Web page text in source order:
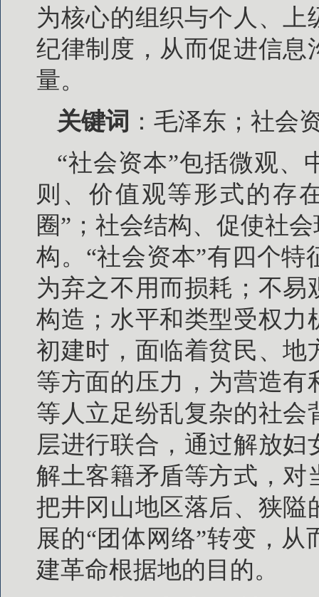
为核心的组织与个人、
纪律制度，从而促进信息
量。
关键词 ：毛泽东；社会
“社会资本”包括微观、
则、价值观等形式的存
圈”；社会结构、促使社
构。“社会资本”有四个
为弃之不用而损耗；不
构造；水平和类型受权力
初建时，面临着贫民、地
等方面的压力，为营造
等人立足纷乱复杂的社
层进行联合，通过解放
解土客籍矛盾等方式，对
把井冈山地区落后、狭隘
展的“团体网络”转变，
建革命根据地的目的。